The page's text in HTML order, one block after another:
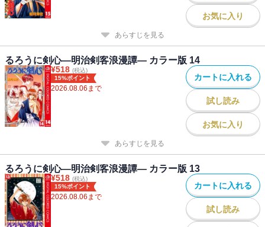
お気に入り
あらすじを見る
るろうに剣心―明治剣客浪漫譚― カラー版 14
¥518 (税込)
15%ポイント
2026.08.06 まで
カートに入れる
試し読み
お気に入り
あらすじを見る
るろうに剣心―明治剣客浪漫譚― カラー版 13
¥518 (税込)
15%ポイント
2026.08.06 まで
カートに入れる
試し読み